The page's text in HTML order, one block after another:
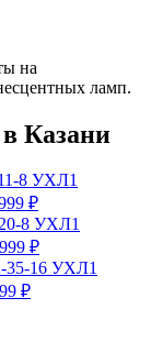
на
ламп.
в Казани
8 УХЛ1
₽
8 УХЛ1
₽
35-16 УХЛ1
₽